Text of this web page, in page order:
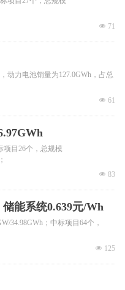
넶 71
动力电池销量为127.0GWh，占总
넶 61
项目26个，总规模
넶 83
能系统0.639元/Wh
34.98GWh；中标项目64个，
넶 125